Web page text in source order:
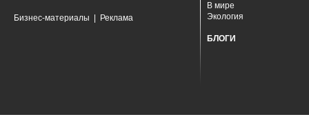
Бизнес-материалы Реклама
В мире
Экология
БЛОГИ